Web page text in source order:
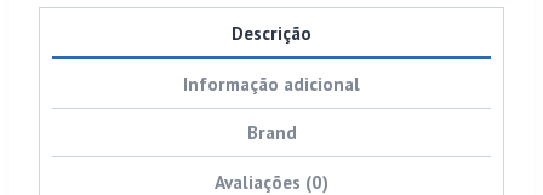
Descrição
Informação adicional
Brand
Avaliações (0)